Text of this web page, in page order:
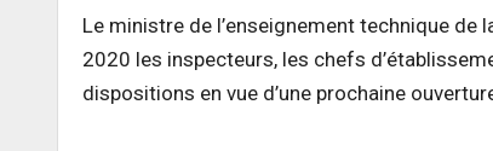
Le ministre de l’enseignement technique
2020 les inspecteurs, les chefs
dispositions en vue d’une prochaine